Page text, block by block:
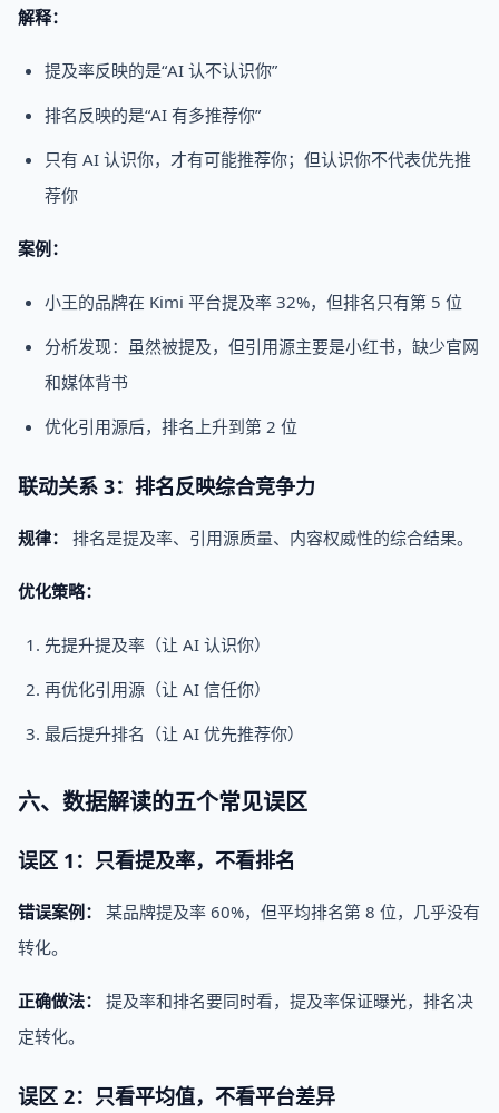
解释：
提及率反映的是“AI 认不认识你”
排名反映的是“AI 有多推荐你”
只有 AI 认识你，才有可能推荐你；但认识你不代表优先推
荐你
案例：
小王的品牌在 Kimi 平台提及率 32%，但排名只有第 5 位
分析发现：虽然被提及，但引用源主要是小红书，缺少官网
和媒体背书
优化引用源后，排名上升到第 2 位
联动关系 3：排名反映综合竞争力
规律： 排名是提及率、引用源质量、内容权威性的综合结果。
优化策略：
先提升提及率（让 AI 认识你）
再优化引用源（让 AI 信任你）
最后提升排名（让 AI 优先推荐你）
六、数据解读的五个常见误区
误区 1：只看提及率，不看排名
错误案例：
某品牌提及率 60%，但平均排名第 8 位，几乎没有
转化。
正确做法：
提及率和排名要同时看，提及率保证曝光，排名决
定转化。
误区 2：只看平均值，不看平台差异